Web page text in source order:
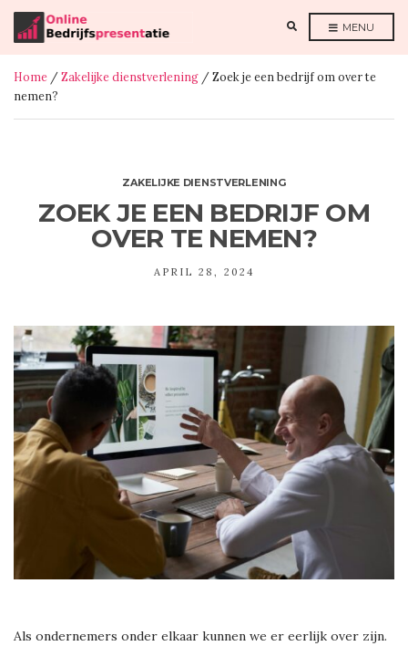
A
N
D
MENU
Home /Zakelijke dienstverlening / Zoek je een bedrijf om over te
nemen?
ZAKELIJKE DIENSTVERLENING
ZOEK JE EEN BEDRIJF OM
OVER TE NEMEN?
APRIL 28, 2024
Als ondernemers onder elkaar kunnen we er eerlijk over zijn.